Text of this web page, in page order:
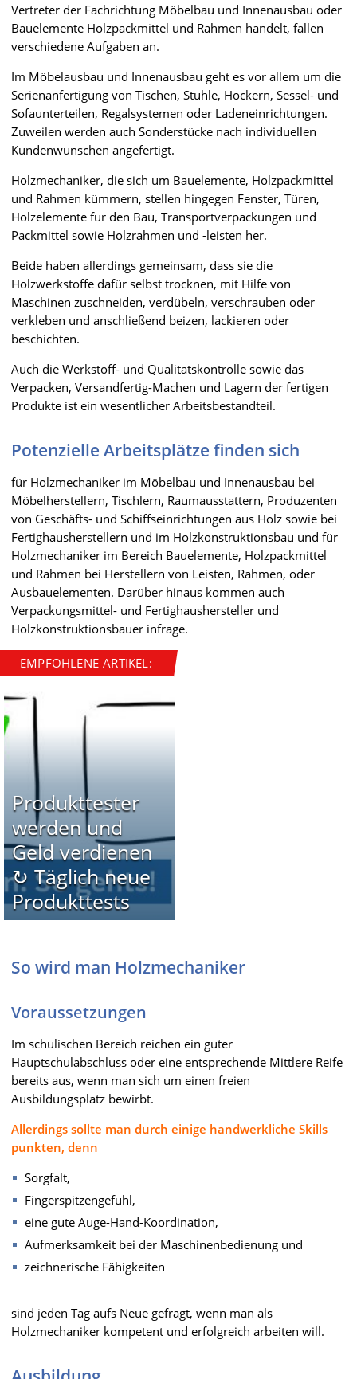
Vertreter der Fachrichtung Möbelbau und Innenausbau oder
Bauelemente Holzpackmittel und Rahmen handelt, fallen
verschiedene Aufgaben an.
Im Möbelausbau und Innenausbau geht es vor allem um die
Serienanfertigung von Tischen, Stühle, Hockern, Sessel- und
Sofaunterteilen, Regalsystemen oder Ladeneinrichtungen.
Zuweilen werden auch Sonderstücke nach individuellen
Kundenwünschen angefertigt.
Holzmechaniker, die sich um Bauelemente, Holzpackmittel
und Rahmen kümmern, stellen hingegen Fenster, Türen,
Holzelemente für den Bau, Transportverpackungen und
Packmittel sowie Holzrahmen und -leisten her.
Beide haben allerdings gemeinsam, dass sie die
Holzwerkstoffe dafür selbst trocknen, mit Hilfe von
Maschinen zuschneiden, verdübeln, verschrauben oder
verkleben und anschließend beizen, lackieren oder
beschichten.
Auch die Werkstoff- und Qualitätskontrolle sowie das
Verpacken, Versandfertig-Machen und Lagern der fertigen
Produkte ist ein wesentlicher Arbeitsbestandteil.
Potenzielle Arbeitsplätze finden sich
für Holzmechaniker im Möbelbau und Innenausbau bei
Möbelherstellern, Tischlern, Raumausstattern, Produzenten
von Geschäfts- und Schiffseinrichtungen aus Holz sowie bei
Fertighausherstellern und im Holzkonstruktionsbau und für
Holzmechaniker im Bereich Bauelemente, Holzpackmittel
und Rahmen bei Herstellern von Leisten, Rahmen, oder
Ausbauelementen. Darüber hinaus kommen auch
Verpackungsmittel- und Fertighaushersteller und
Holzkonstruktionsbauer infrage.
EMPFOHLENE ARTIKEL:
Produkttester
werden und
Geld verdienen
↻ Täglich neue
Produkttests
So wird man Holzmechaniker
Voraussetzungen
Im schulischen Bereich reichen ein guter
Hauptschulabschluss oder eine entsprechende Mittlere Reife
bereits aus, wenn man sich um einen freien
Ausbildungsplatz bewirbt.
Allerdings sollte man durch einige handwerkliche Skills
punkten, denn
Sorgfalt,
Fingerspitzengefühl,
eine gute Auge-Hand-Koordination,
Aufmerksamkeit bei der Maschinenbedienung und
zeichnerische Fähigkeiten
sind jeden Tag aufs Neue gefragt, wenn man als
Holzmechaniker kompetent und erfolgreich arbeiten will.